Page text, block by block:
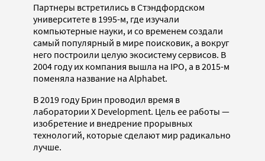
Партнеры встретились в Стэндфордском
университете в 1995-м, где изучали
компьютерные науки, и со временем создали
самый популярный в мире поисковик, а вокруг
него построили целую экосистему сервисов. В
2004 году их компания вышла на IPO, а в 2015-м
поменяла название на Alphabet.
В 2019 году Брин проводил время в
лаборатории X Development. Цель ее работы —
изобретение и внедрение прорывных
технологий, которые сделают мир радикально
лучше.